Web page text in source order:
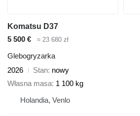
Komatsu D37
5 500 €
≈ 23 680 zł
Glebogryzarka
2026
Stan nowy
Własna masa 1 100 kg
Holandia, Venlo